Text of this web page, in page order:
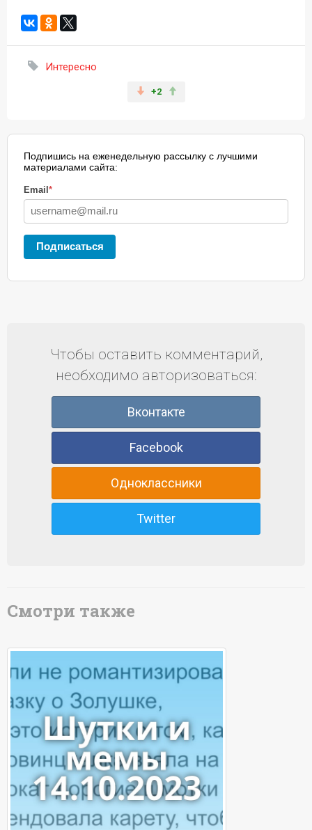
Интересно
+2
Подпишись на еженедельную рассылку с лучшими
материалами сайта:
Email*
Подписаться
Чтобы оставить комментарий,
необходимо авторизоваться:
Вконтакте
Facebook
Одноклассники
Twitter
Смотри также